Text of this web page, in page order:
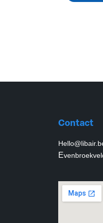
Contact
E